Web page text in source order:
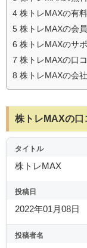
4 株トレMAXの有
5 株トレMAXの会
6 株トレMAXのサ
7 株トレMAXの口
8 株トレMAXの会
株トレMAXの口
タイトル
株トレMAX
投稿日
2022年01月08日
投稿者名